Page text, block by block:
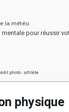
la météo
pour réussir
photo : athlète
physique